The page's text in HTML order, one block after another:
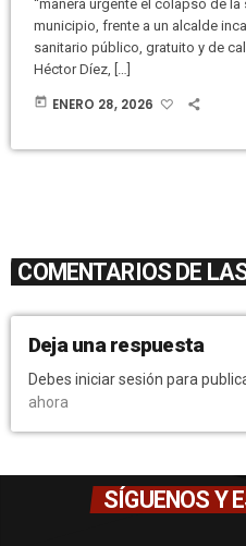
“manera urgente el colapso de
municipio, frente a un alcalde
sanitario público, gratuito y de
Héctor Díez, […]
today ENERO 28, 2026
COMENTARIOS DE
Deja una respuesta
Debes iniciar sesión para
ahora
SÍGUENOS Y